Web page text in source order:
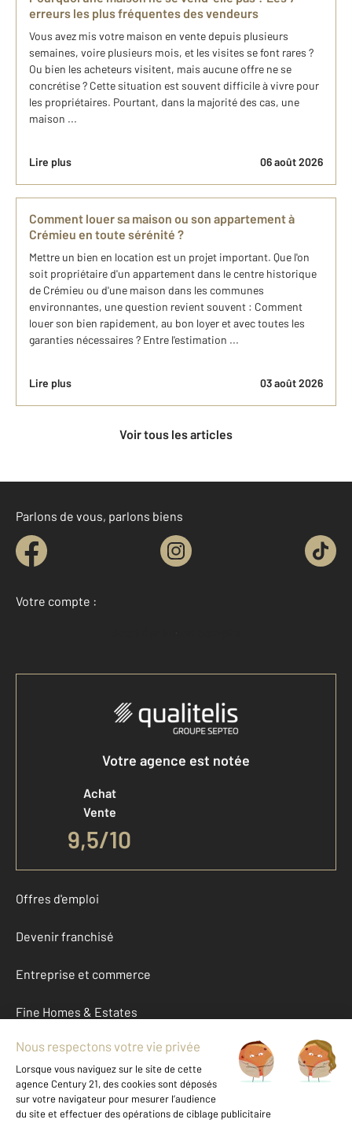
erreurs les plus fréquentes des vendeurs
Vous avez mis votre maison en vente depuis plusieurs
semaines, voire plusieurs mois, et les visites se font rares ?
Ou bien les acheteurs visitent, mais aucune offre ne se
concrétise ? Cette situation est souvent difficile à vivre pour
les propriétaires. Pourtant, dans la majorité des cas, une
maison ...
Lire plus 06 août 2026
Comment louer sa maison ou son appartement à
Crémieu en toute sérénité ?
Mettre un bien en location est un projet important. Que l'on
soit propriétaire d'un appartement dans le centre historique
de Crémieu ou d'une maison dans les communes
environnantes, une question revient souvent : Comment
louer son bien rapidement, au bon loyer et avec toutes les
garanties nécessaires ? Entre l'estimation ...
Lire plus 03 août 2026
Voir tous les articles
Parlons de vous, parlons biens
Votre compte :
Accéder à mon compte
Votre agence est notée
Achat
Vente
9,5/10
Offres d'emploi
Devenir franchisé
Entreprise et commerce
Fine Homes & Estates
À propos
International